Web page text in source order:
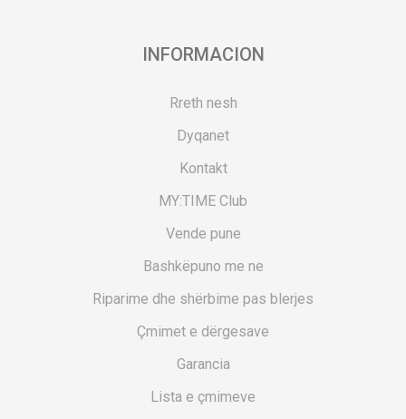
INFORMACION
Rreth nesh
Dyqanet
Kontakt
MY:TIME Club
Vende pune
Bashkëpuno me ne
Riparime dhe shërbime pas blerjes
Çmimet e dërgesave
Garancia
Lista e çmimeve